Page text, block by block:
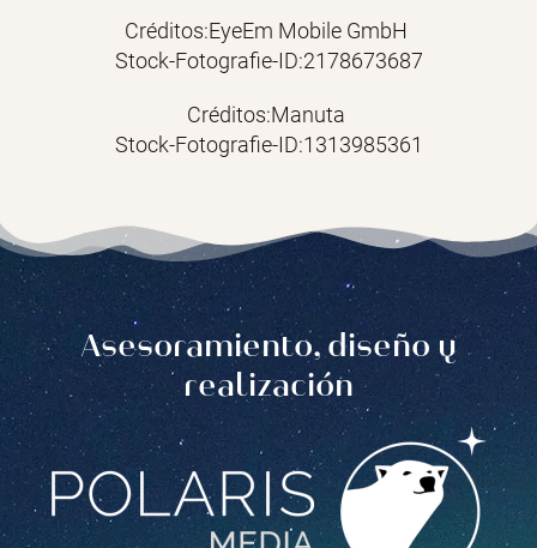
Créditos:EyeEm Mobile GmbH
Stock-Fotografie-ID:2178673687
Créditos:Manuta
Stock-Fotografie-ID:1313985361
Asesoramiento, diseño y
realización